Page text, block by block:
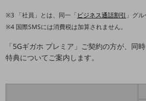
タフネススマートフォン
ドコモケータイ
「社員」とは、同一「ビジネス通話割引 」グ
国際SMSには消費税は加算されません。
「5Gギガホ プレミア」ご契約の方が、同
特典についてご案内します。